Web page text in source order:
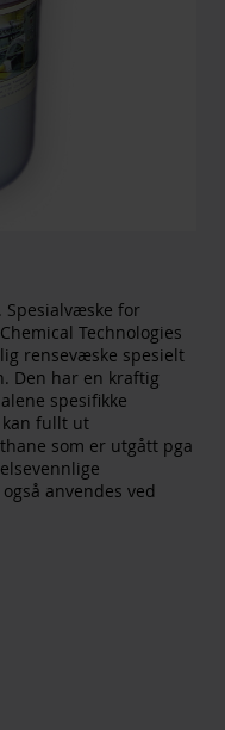
Spesialvæske for
Technologies
rensevæske spesielt
Den har en kraftig
spesifikke
kan fullt ut
som er utgått pga
anvendes ved